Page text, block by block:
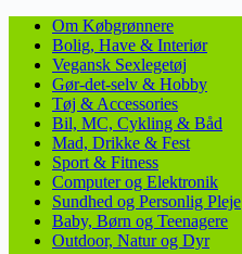
Om Købgrønnere
Bolig, Have & Interiør
Vegansk Sexlegetøj
Gør-det-selv & Hobby
Tøj & Accessories
Bil, MC, Cykling & Båd
Mad, Drikke & Fest
Sport & Fitness
Computer og Elektronik
Sundhed og Personlig Pleje
Baby, Børn og Teenagere
Outdoor, Natur og Dyr